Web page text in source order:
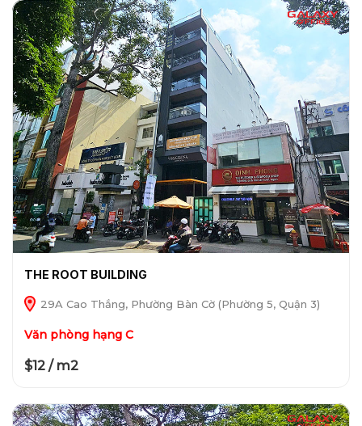
THE ROOT BUILDING
29A Cao Thắng, Phường Bàn Cờ (Phường 5, Quận 3)
Văn phòng hạng C
$12 / m2